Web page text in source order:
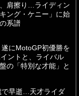
肩擦り…ライディン
ング・ケニー」に始
系譜
にMotoGP初優勝を
ントと、ライバル
の「特別な才能」と
で早逝…天才ライダ